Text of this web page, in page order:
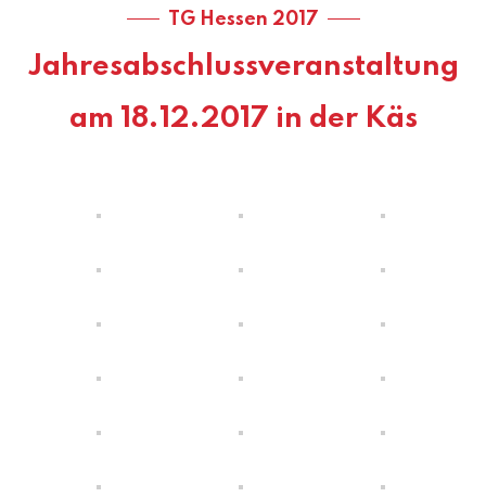
TG Hessen 2017
Jahresabschlussveranstaltung
am 18.12.2017 in der Käs